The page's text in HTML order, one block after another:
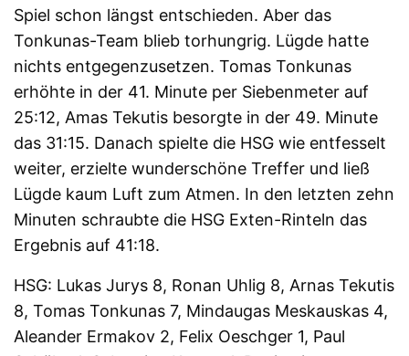
Spiel schon längst entschieden. Aber das
Tonkunas-Team blieb torhungrig. Lügde hatte
nichts entgegenzusetzen. Tomas Tonkunas
erhöhte in der 41. Minute per Siebenmeter auf
25:12, Amas Tekutis besorgte in der 49. Minute
das 31:15. Danach spielte die HSG wie entfesselt
weiter, erzielte wunderschöne Treffer und ließ
Lügde kaum Luft zum Atmen. In den letzten zehn
Minuten schraubte die HSG Exten-Rinteln das
Ergebnis auf 41:18.
HSG: Lukas Jurys 8, Ronan Uhlig 8, Arnas Tekutis
8, Tomas Tonkunas 7, Mindaugas Meskauskas 4,
Aleander Ermakov 2, Felix Oeschger 1, Paul